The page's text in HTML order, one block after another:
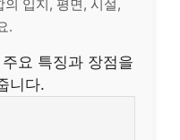
입지, 평면, 시설,
.
요 특징과 장점을
니다.